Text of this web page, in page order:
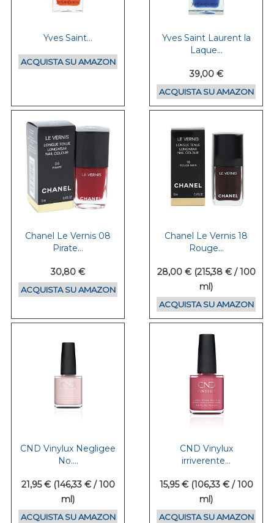
Yves Saint...
ACQUISTA SU AMAZON
Yves Saint Laurent la
Laque...
39,00 €
ACQUISTA SU AMAZON
Chanel Le Vernis 08
Pirate...
30,80 €
ACQUISTA SU AMAZON
Chanel Le Vernis 18
Rouge...
28,00 € (215,38 € / 100
ml)
ACQUISTA SU AMAZON
CND Vinylux Negligee
No....
21,95 € (146,33 € / 100
ml)
ACQUISTA SU AMAZON
CND Vinylux
irriverente...
15,95 € (106,33 € / 100
ml)
ACQUISTA SU AMAZON